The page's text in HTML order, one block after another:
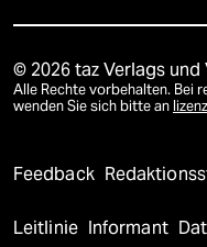
© 2026 taz Verlags und
Alle Rechte vorbehalten. Bei
wenden Sie sich bitte an
Feedback
Leitlinie Informant